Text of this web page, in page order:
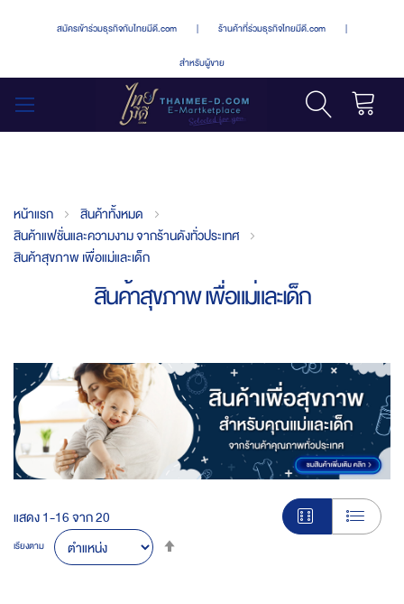
สมัครเข้าร่วมธุรกิจกับไทยมีดี.com | ร้านค้าที่ร่วมธุรกิจไทยมีดี.com |
สำหรับผู้ขาย
หน้าแรก
สินค้าทั้งหมด
สินค้าแฟชั่นและความงาม จากร้านดังทั่วประเทศ
สินค้าสุขภาพ เพื่อแม่และเด็ก
สินค้าสุขภาพ เพื่อแม่และเด็ก
แสดง1-16จาก20
เรียงตาม